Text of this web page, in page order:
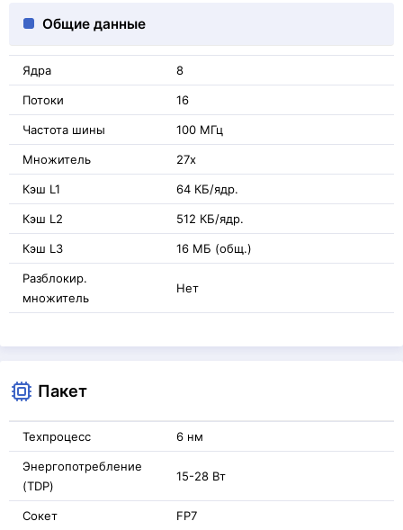
Общие данные
Ядра 8
Потоки 16
Частота шины 100 МГц
Множитель 27x
Кэш L1 64 КБ/ядр.
Кэш L2 512 КБ/ядр.
Кэш L3 16 МБ (общ.)
Разблокир.
множитель
Нет
Пакет
Техпроцесс 6 нм
Энергопотребление
(TDP)
15-28 Вт
Сокет FP7